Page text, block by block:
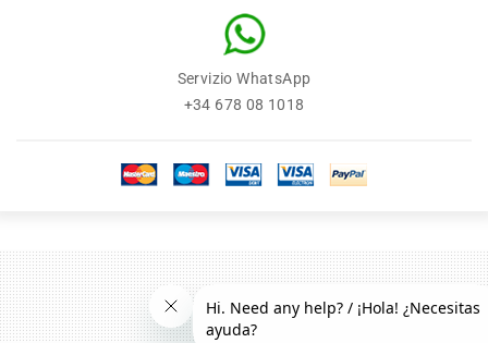
Servizio WhatsApp
+34 678 08 1018